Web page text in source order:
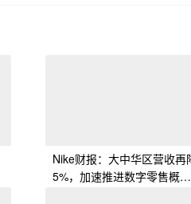
Nike财报：大中华区营收再
5%，加速推进数字零售概念